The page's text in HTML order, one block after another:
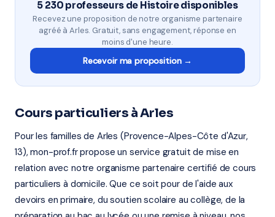
5 230 professeurs de Histoire disponibles
Recevez une proposition de notre organisme partenaire
agréé à Arles. Gratuit, sans engagement, réponse en
moins d'une heure.
Recevoir ma proposition →
Cours particuliers à Arles
Pour les familles de Arles (Provence-Alpes-Côte d'Azur,
13), mon-prof.fr propose un service gratuit de mise en
relation avec notre organisme partenaire certifié de cours
particuliers à domicile. Que ce soit pour de l'aide aux
devoirs en primaire, du soutien scolaire au collège, de la